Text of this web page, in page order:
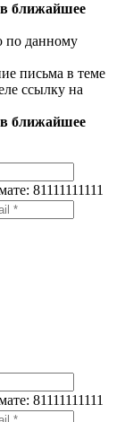
ближайшее
по данному
письма в теме
ссылку на
ближайшее
81111111111
81111111111